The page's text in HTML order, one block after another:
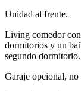
Unidad al frente.
Living comedor
dormitorios y un
segundo dormitorio.
Garaje opcional,